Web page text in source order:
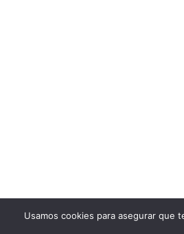
Usamos cookies para asegurar que